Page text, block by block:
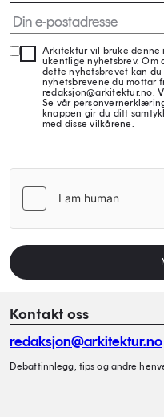
Arkitektur vil bruke denne
ukentlige nyhetsbrev. Om
dette nyhetsbrevet kan
nyhetsbrevene du mottar
redaksjon@arkitektur.no.
Se vår
knappen gir du ditt
med disse vilkårene.
Kontakt oss
redaksjon@arkitektur.no
Debattinnlegg, tips og andre